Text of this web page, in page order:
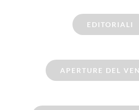
EDITORIALI
APERTURE DEL